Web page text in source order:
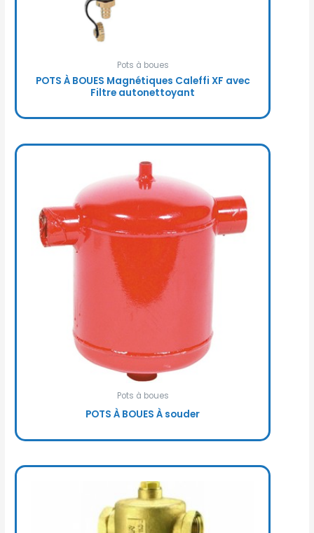
Pots à boues
POTS À BOUES Magnétiques Caleffi XF avec
Filtre autonettoyant
Pots à boues
POTS À BOUES À souder